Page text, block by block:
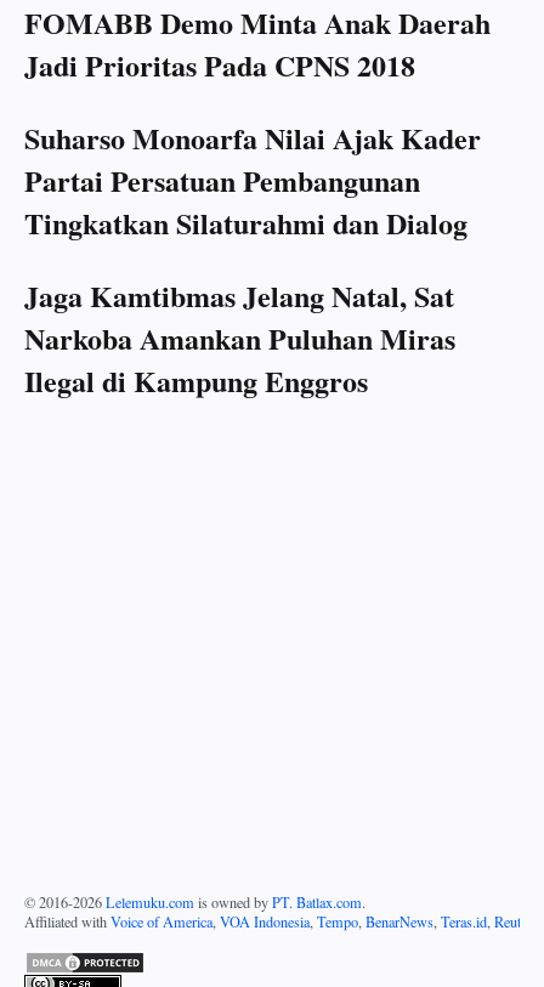
FOMABB Demo Minta Anak Daerah
Jadi Prioritas Pada CPNS 2018
Suharso Monoarfa Nilai Ajak Kader
Partai Persatuan Pembangunan
Tingkatkan Silaturahmi dan Dialog
Jaga Kamtibmas Jelang Natal, Sat
Narkoba Amankan Puluhan Miras
Ilegal di Kampung Enggros
© 2016-2026Lelemuku.comis owned byPT. Batlax.com.
Affiliated withVoice of America,VOA Indonesia,Tempo,BenarNews,Teras.id,Reuters